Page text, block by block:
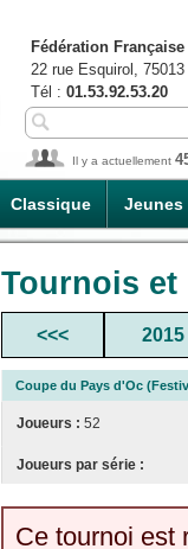
Classique Jeunes
Fédération
22 rue Esquirol,
Tél : 01.53.92.53.20
Il y a actuellement
Tournois
<<< 2015
Coupe du Pays d'Oc
Joueurs : 52
Joueurs par série :
Ce tournoi est